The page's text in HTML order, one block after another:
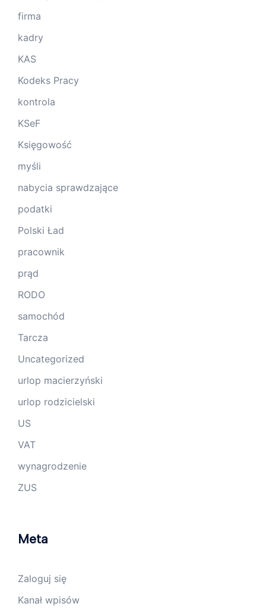
firma
kadry
KAS
Kodeks Pracy
kontrola
KSeF
Księgowość
myśli
nabycia sprawdzające
podatki
Polski Ład
pracownik
prąd
RODO
samochód
Tarcza
Uncategorized
urlop macierzyński
urlop rodzicielski
US
VAT
wynagrodzenie
ZUS
Meta
Zaloguj się
Kanał wpisów